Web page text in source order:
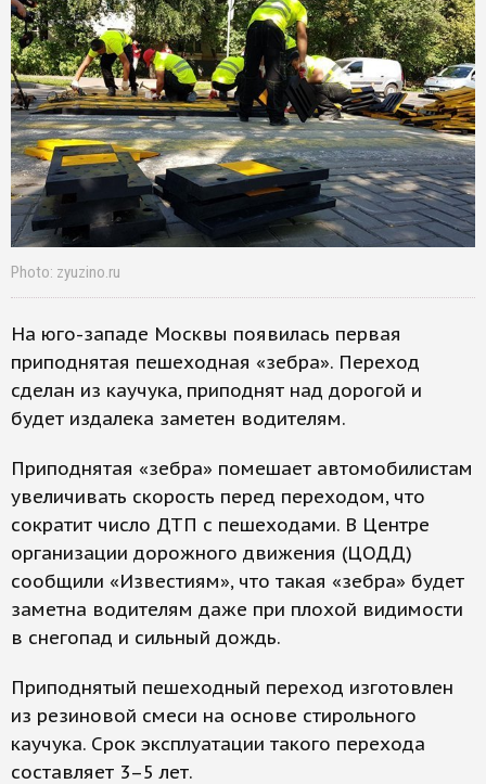
Photo: zyuzino.ru
На юго-западе Москвы появилась первая
приподнятая пешеходная «зебра». Переход
сделан из каучука, приподнят над дорогой и
будет издалека заметен водителям.
Приподнятая «зебра» помешает автомобилистам
увеличивать скорость перед переходом, что
сократит число ДТП с пешеходами. В Центре
организации дорожного движения (ЦОДД)
сообщили «Известиям», что такая «зебра» будет
заметна водителям даже при плохой видимости
в снегопад и сильный дождь.
Приподнятый пешеходный переход изготовлен
из резиновой смеси на основе стирольного
каучука. Срок эксплуатации такого перехода
составляет 3–5 лет.